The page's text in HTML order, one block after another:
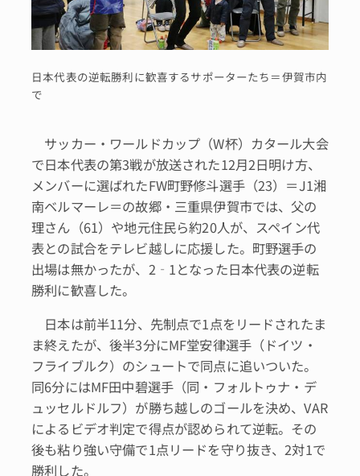
日本代表の逆転勝利に歓喜するサポーターたち＝伊賀市内
で
サッカー・ワールドカップ（W杯）カタール大会
で日本代表の第3戦が放送された12月2日明け方、
メンバーに選ばれたFW町野修斗選手（23）＝J1湘
南ベルマーレ＝の故郷・三重県伊賀市では、父の
理さん（61）や地元住民ら約20人が、スペイン代
表との試合をテレビ越しに応援した。町野選手の
出場は無かったが、2‐1となった日本代表の逆転
勝利に歓喜した。
日本は前半11分、先制点で1点をリードされたま
ま終えたが、後半3分にMF堂安律選手（ドイツ・
フライブルク）のシュートで同点に追いついた。
同6分にはMF田中碧選手（同・フォルトゥナ・デ
ュッセルドルフ）が勝ち越しのゴールを決め、VAR
によるビデオ判定で得点が認められて逆転。その
後も粘り強い守備で1点リードを守り抜き、2対1で
勝利した。